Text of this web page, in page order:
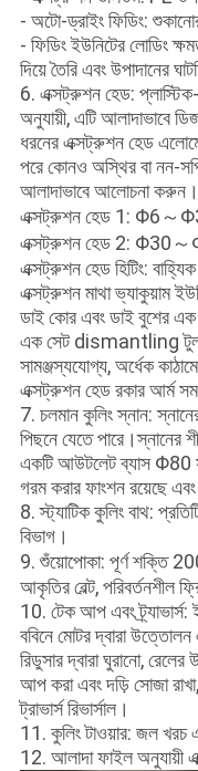
- অটো-ড্রাইং ফিডিং:
- ফিডিং ইউনিটের লোডিং
দিয়ে তৈরি এবং উপাদানের
6. এক্সট্রুশন হেড: প্লাস্টিক-
অনুযায়ী, এটি আলাদাভাবে
ধরনের এক্সট্রুশন হেড
পরে কোনও অস্থির বা নন-
আলাদাভাবে আলোচনা করুন।
এক্সট্রুশন হেড 1: Φ6～
এক্সট্রুশন হেড 2: Φ30
এক্সট্রুশন হেড হিটিং:
এক্সট্রুশন মাথা ভ্যাকুয়াম
ডাই কোর এবং ডাই বুশের
এক সেট dismantling
সামঞ্জস্যযোগ্য, অর্ধেক
এক্সট্রুশন হেড রকার আর্ম
7. চলমান কুলিং স্নান:
পিছনে যেতে পারে।স্নানের
একটি আউটলেট ব্যাস Φ80
গরম করার ফাংশন রয়েছে
8. স্ট্যাটিক কুলিং বাথ:
বিভাগ।
9. শুঁয়োপোকা: পূর্ণ শক্তি
আকৃতির বেল্ট, পরিবর্তনশীল
10. টেক আপ এবং ট্র্যাভার্স:
ববিনে মোটর দ্বারা উত্তোলন
রিডুসার দ্বারা ঘুরানো,
আপ করা এবং দড়ি সোজা রাখা,
ট্রাভার্স রিভার্সাল।
11. কুলিং টাওয়ার: জল খরচ
12. আলাদা ফাইল অনুযায়ী